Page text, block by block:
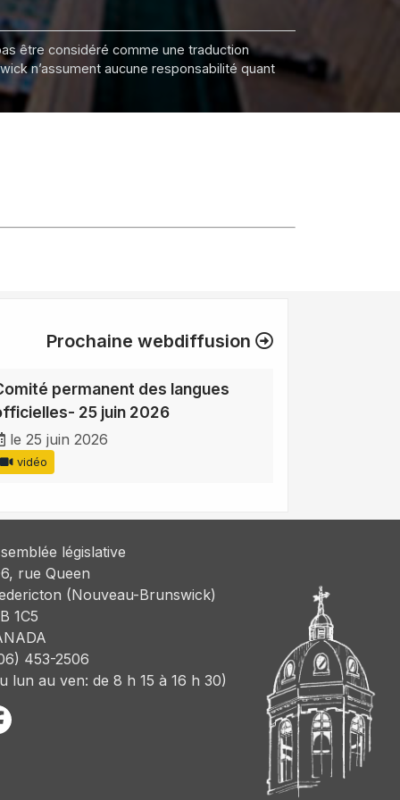
être considéré comme une traduction
n’assument aucune responsabilité quant
Prochaine webdiffusion
permanent des langues
25 juin 2026
le 25 juin 2026
vidéo
législative
rue Queen
(Nouveau-Brunswick)
1C5
453-2506
lun au ven: de 8 h 15 à 16 h 30)